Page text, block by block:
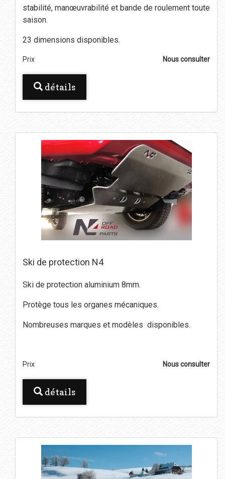
stabilité, manœuvrabilité et bande de roulement toute
saison.
23 dimensions disponibles.
Prix Nous consulter
détails
Ski de protection N4
Ski de protection aluminium 8mm.
Protège tous les organes mécaniques.
Nombreuses marques et modèles disponibles.
Prix Nous consulter
détails